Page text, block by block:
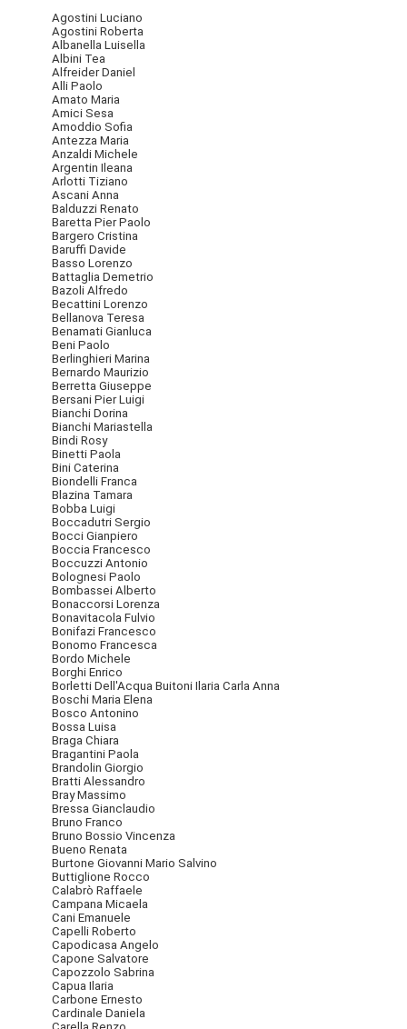
Agostini Luciano
Agostini Roberta
Albanella Luisella
Albini Tea
Alfreider Daniel
Alli Paolo
Amato Maria
Amici Sesa
Amoddio Sofia
Antezza Maria
Anzaldi Michele
Argentin Ileana
Arlotti Tiziano
Ascani Anna
Balduzzi Renato
Baretta Pier Paolo
Bargero Cristina
Baruffi Davide
Basso Lorenzo
Battaglia Demetrio
Bazoli Alfredo
Becattini Lorenzo
Bellanova Teresa
Benamati Gianluca
Beni Paolo
Berlinghieri Marina
Bernardo Maurizio
Berretta Giuseppe
Bersani Pier Luigi
Bianchi Dorina
Bianchi Mariastella
Bindi Rosy
Binetti Paola
Bini Caterina
Biondelli Franca
Blazina Tamara
Bobba Luigi
Boccadutri Sergio
Bocci Gianpiero
Boccia Francesco
Boccuzzi Antonio
Bolognesi Paolo
Bombassei Alberto
Bonaccorsi Lorenza
Bonavitacola Fulvio
Bonifazi Francesco
Bonomo Francesca
Bordo Michele
Borghi Enrico
Borletti Dell'Acqua Buitoni Ilaria Carla Anna
Boschi Maria Elena
Bosco Antonino
Bossa Luisa
Braga Chiara
Bragantini Paola
Brandolin Giorgio
Bratti Alessandro
Bray Massimo
Bressa Gianclaudio
Bruno Franco
Bruno Bossio Vincenza
Bueno Renata
Burtone Giovanni Mario Salvino
Buttiglione Rocco
Calabrò Raffaele
Campana Micaela
Cani Emanuele
Capelli Roberto
Capodicasa Angelo
Capone Salvatore
Capozzolo Sabrina
Capua Ilaria
Carbone Ernesto
Cardinale Daniela